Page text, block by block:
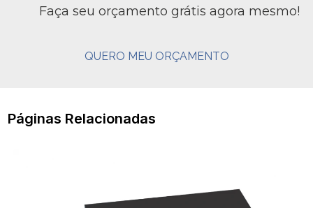
Faça seu orçamento grátis agora mesmo!
QUERO MEU ORÇAMENTO
Páginas Relacionadas